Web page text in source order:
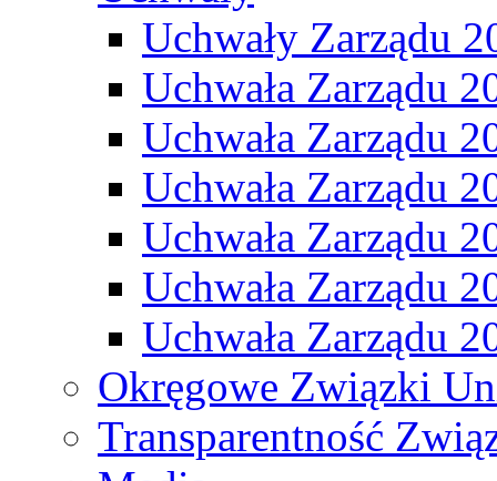
Uchwały Zarządu
Uchwała Zarządu
Uchwała Zarządu
Uchwała Zarządu
Uchwała Zarządu
Uchwała Zarządu
Uchwała Zarządu
Okręgowe Związki
Transparentność